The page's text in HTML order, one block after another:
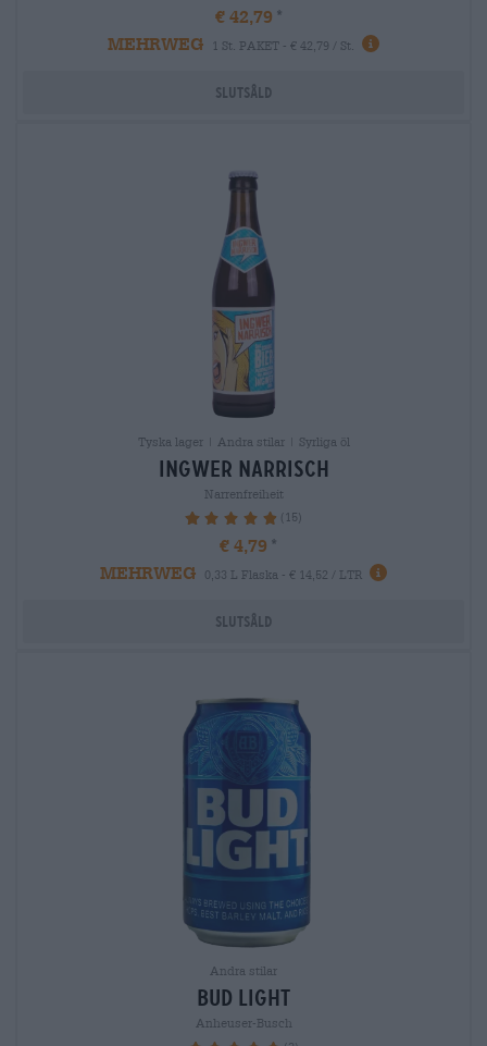
€ 42,79
MEHRWEG
1 St. PAKET - € 42,79 / St.
Slutsåld
Tyska lager | Andra stilar | Syrliga öl
ingwer narrisch
Narrenfreiheit
98.67% (15)
€ 4,79
MEHRWEG
0,33 L Flaska - € 14,52 / LTR
Slutsåld
Andra stilar
bud light
Anheuser-Busch